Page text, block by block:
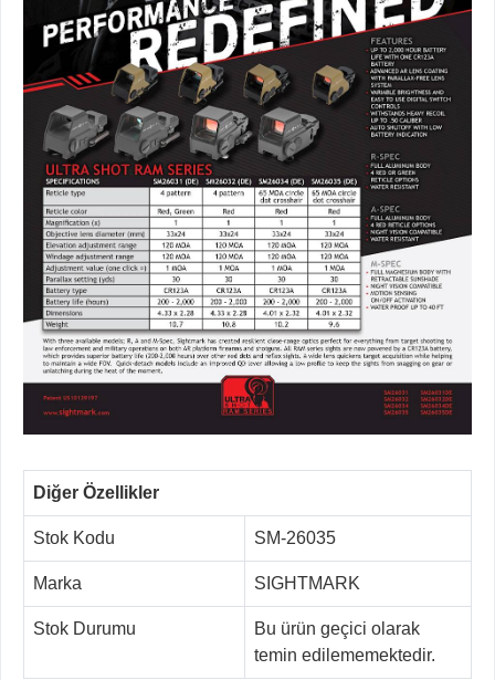
Diğer Özellikler
Stok Kodu SM-26035
Marka SIGHTMARK
Stok Durumu
Bu ürün geçici olarak
temin edilememektedir.